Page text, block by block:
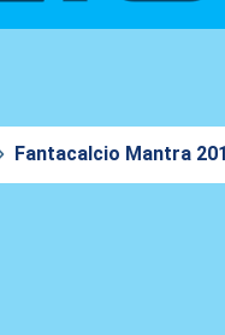
Fantacalcio Mantra